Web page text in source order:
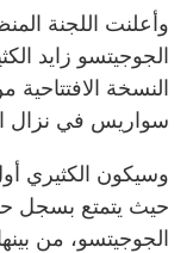
وأعلنت اللجنة
النسخة الافتتاحية
سواريس في نزال
وسيكون الكثيري
حيث يتمتع بسجل
الجوجيتسو، من